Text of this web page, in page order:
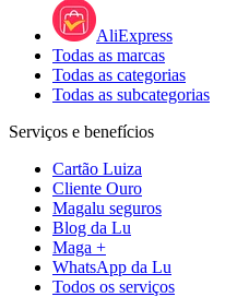
AliExpress
Todas as marcas
Todas as categorias
Todas as subcategorias
Serviços e benefícios
Cartão Luiza
Cliente Ouro
Magalu seguros
Blog da Lu
Maga +
WhatsApp da Lu
Todos os serviços